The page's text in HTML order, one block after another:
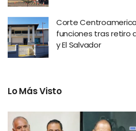
Corte
funciones tras retiro
y El Salvador
Lo Más Visto